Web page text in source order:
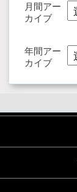
月間アー
カイブ
年間アー
カイブ